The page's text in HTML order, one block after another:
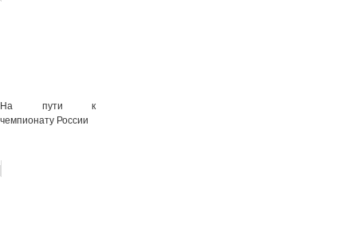
На пути к
чемпионату России